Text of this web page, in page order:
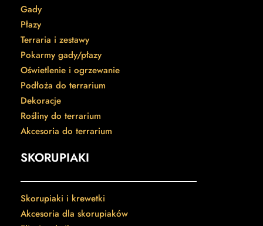
Gady
Płazy
Terraria i zestawy
Pokarmy gady/płazy
Oświetlenie i ogrzewanie
Podłoża do terrarium
Dekoracje
Rośliny do terrarium
Akcesoria do terrarium
SKORUPIAKI
Skorupiaki i krewetki
Akcesoria dla skorupiaków